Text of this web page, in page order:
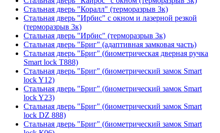
Стальная дверь "Коралл" (терморазрыв 3к)
Стальная дверь "Ирбис" с окном и лазерной резкой
(терморазрыв 3к)
Стальная дверь "Ирбис" (терморазрыв 3к)
Стальная дверь "Бриг" (адаптивная замковая часть)
Стальная дверь "Бриг" (биометрическая дверная ручка
Smart lock T888)
Стальная дверь "Бриг" (биометрический замок Smart
lock Y12)
Стальная дверь "Бриг" (биометрический замок Smart
lock Y23)
Стальная дверь "Бриг" (биометрический замок Smart
lock DZ 888)
Стальная дверь "Бриг" (биометрический замок Smart